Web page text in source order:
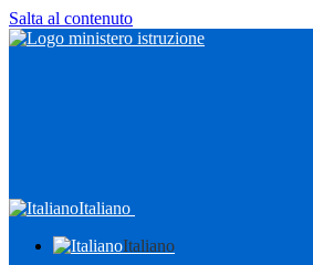
Salta al contenuto
Italiano
Italiano